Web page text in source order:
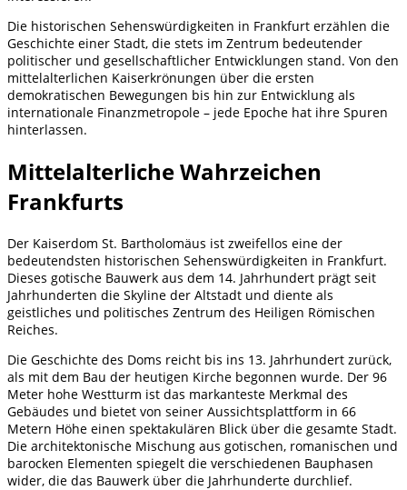
Die historischen Sehenswürdigkeiten in Frankfurt erzählen die
Geschichte einer Stadt, die stets im Zentrum bedeutender
politischer und gesellschaftlicher Entwicklungen stand. Von den
mittelalterlichen Kaiserkrönungen über die ersten
demokratischen Bewegungen bis hin zur Entwicklung als
internationale Finanzmetropole – jede Epoche hat ihre Spuren
hinterlassen.
Mittelalterliche Wahrzeichen
Frankfurts
Der Kaiserdom St. Bartholomäus ist zweifellos eine der
bedeutendsten historischen Sehenswürdigkeiten in Frankfurt.
Dieses gotische Bauwerk aus dem 14. Jahrhundert prägt seit
Jahrhunderten die Skyline der Altstadt und diente als
geistliches und politisches Zentrum des Heiligen Römischen
Reiches.
Die Geschichte des Doms reicht bis ins 13. Jahrhundert zurück,
als mit dem Bau der heutigen Kirche begonnen wurde. Der 96
Meter hohe Westturm ist das markanteste Merkmal des
Gebäudes und bietet von seiner Aussichtsplattform in 66
Metern Höhe einen spektakulären Blick über die gesamte Stadt.
Die architektonische Mischung aus gotischen, romanischen und
barocken Elementen spiegelt die verschiedenen Bauphasen
wider, die das Bauwerk über die Jahrhunderte durchlief.